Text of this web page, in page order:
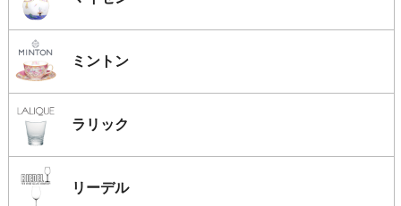
ミントン
ラリック
リーデル